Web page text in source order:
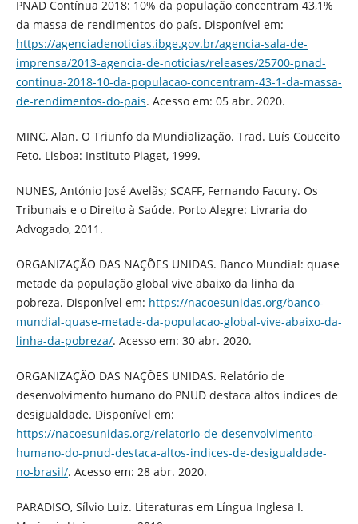
PNAD Contínua 2018: 10% da população concentram 43,1%
da massa de rendimentos do país. Disponível em:
https://agenciadenoticias.ibge.gov.br/agencia-sala-de-
imprensa/2013-agencia-de-noticias/releases/25700-pnad-
continua-2018-10-da-populacao-concentram-43-1-da-massa-
de-rendimentos-do-pais. Acesso em: 05 abr. 2020.
MINC, Alan. O Triunfo da Mundialização. Trad. Luís Couceito
Feto. Lisboa: Instituto Piaget, 1999.
NUNES, António José Avelãs; SCAFF, Fernando Facury. Os
Tribunais e o Direito à Saúde. Porto Alegre: Livraria do
Advogado, 2011.
ORGANIZAÇÃO DAS NAÇÕES UNIDAS. Banco Mundial: quase
metade da população global vive abaixo da linha da
pobreza. Disponível em: https://nacoesunidas.org/banco-
mundial-quase-metade-da-populacao-global-vive-abaixo-da-
linha-da-pobreza/. Acesso em: 30 abr. 2020.
ORGANIZAÇÃO DAS NAÇÕES UNIDAS. Relatório de
desenvolvimento humano do PNUD destaca altos índices de
desigualdade. Disponível em:
https://nacoesunidas.org/relatorio-de-desenvolvimento-
humano-do-pnud-destaca-altos-indices-de-desigualdade-
no-brasil/. Acesso em: 28 abr. 2020.
PARADISO, Sílvio Luiz. Literaturas em Língua Inglesa I.